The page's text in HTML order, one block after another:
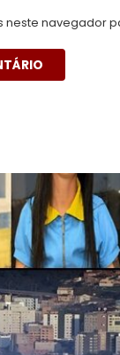
neste navegador